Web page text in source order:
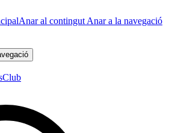
Anar al contingut Anar a la navegació
Club